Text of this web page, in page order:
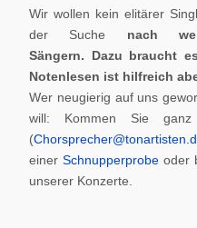
Wir wollen kein elitärer
der Suche nach
Sängern. Dazu braucht
Notenlesen ist hilfreich
Wer neugierig auf uns
will: Kommen Sie
(
einerSchnupperprobe oder
unserer Konzerte.